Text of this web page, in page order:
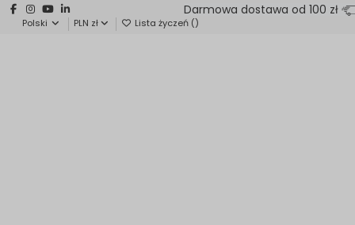
Darmowa dostawa od 100 zł
Polski PLN zł Lista życzeń ()